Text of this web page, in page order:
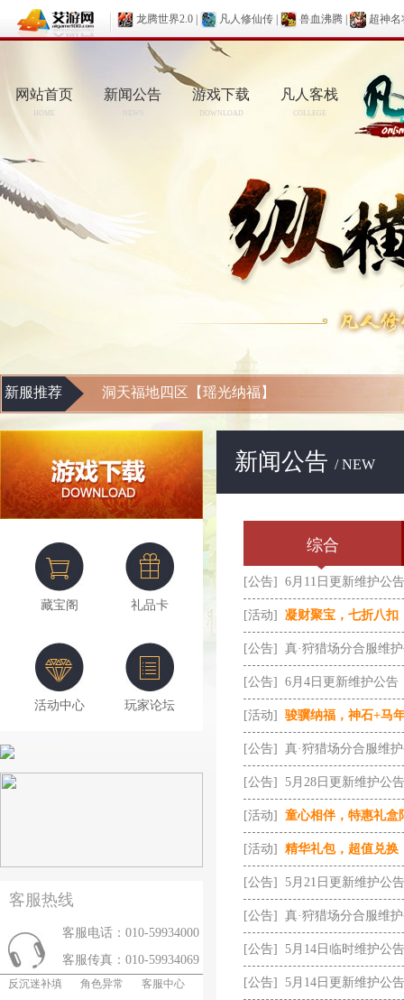
龙腾世界2.0 凡人修仙传 兽血沸腾 超神名
网站首页
HOME
新闻公告
NEWS
游戏下载
DOWNLOAD
凡人客栈
COLLEGE
新服推荐 洞天福地四区【瑶光纳福】
藏宝阁 礼品卡
活动中心 玩家论坛
客服热线
客服电话：010-59934000
客服传真：010-59934069
反沉迷补填 角色异常 客服中心
新闻公告 / NEW
综合
[公告] 6月11日更新维护公告
[活动] 凝财聚宝，七折八扣
[公告] 真·狩猎场分合服维
[公告] 6月4日更新维护公告
[活动] 骏骥纳福，神石+马
[公告] 真·狩猎场分合服维
[公告] 5月28日更新维护公告
[活动] 童心相伴，特惠礼盒
[活动] 精华礼包，超值兑换
[公告] 5月21日更新维护公告
[公告] 真·狩猎场分合服维
[公告] 5月14日临时维护公告
[公告] 5月14日更新维护公告